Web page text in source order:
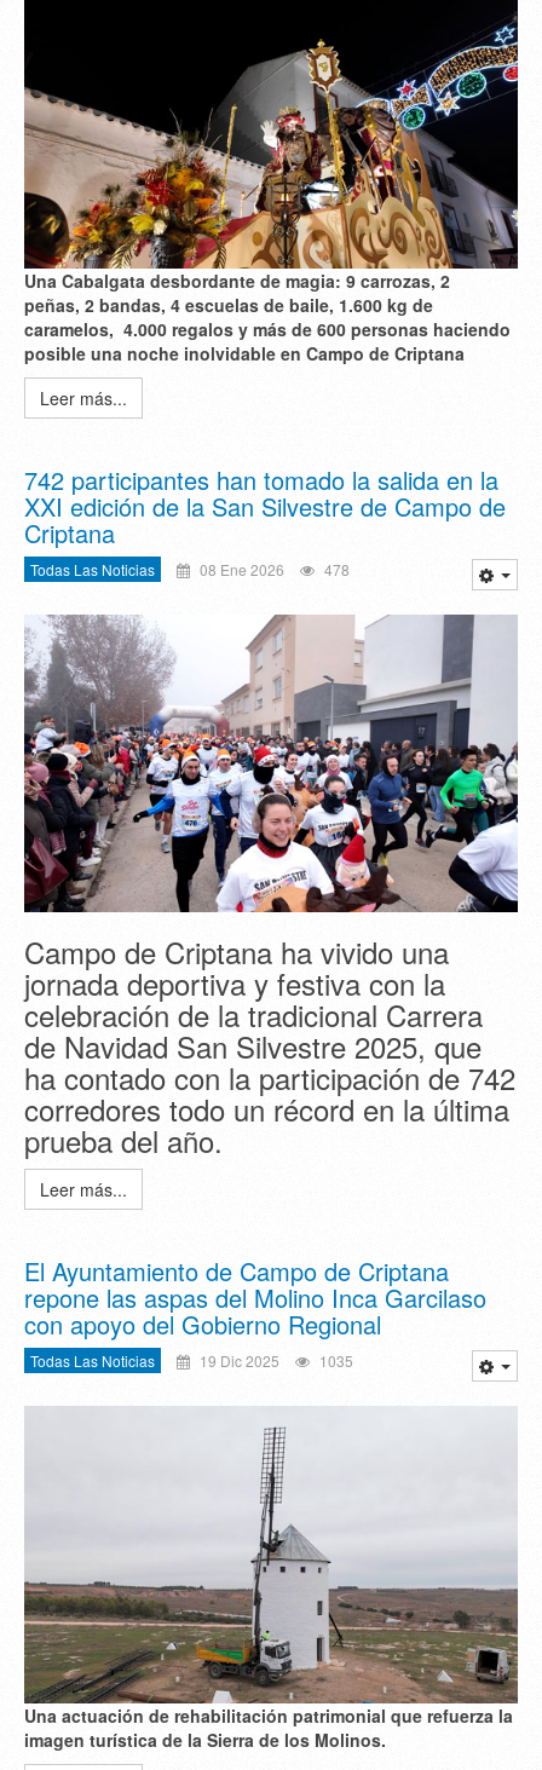
Una Cabalgata desbordante de magia: 9 carrozas, 2
peñas, 2 bandas, 4 escuelas de baile, 1.600 kg de
caramelos, 4.000 regalos y más de 600 personas haciendo
posible una noche inolvidable en Campo de Criptana
Leer más...
742 participantes han tomado la salida en la
XXI edición de la San Silvestre de Campo de
Criptana
Todas Las Noticias 08 Ene 2026 478
Campo de Criptana ha vivido una
jornada deportiva y festiva con la
celebración de la tradicional Carrera
de Navidad San Silvestre 2025, que
ha contado con la participación de 742
corredores todo un récord en la última
prueba del año.
Leer más...
El Ayuntamiento de Campo de Criptana
repone las aspas del Molino Inca Garcilaso
con apoyo del Gobierno Regional
Todas Las Noticias 19 Dic 2025 1035
Una actuación de rehabilitación patrimonial que refuerza la
imagen turística de la Sierra de los Molinos.